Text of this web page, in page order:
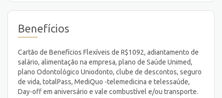
Benefícios
Cartão de Benefícios Flexíveis de R$1092, adiantamento de
salário, alimentação na empresa, plano de Saúde Unimed,
plano Odontológico Uniodonto, clube de descontos, seguro
de vida, totalPass, MediQuo -telemedicina e telessaúde,
Day-off em aniversário e vale combustível e/ou transporte.